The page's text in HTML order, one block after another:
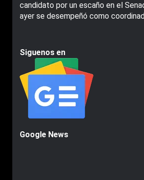
candidato por un escaño en el
ayer se desempeñó como
Siguenos en
Google News